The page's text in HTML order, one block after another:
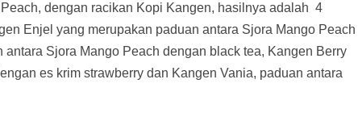
dengan racikan Kopi Kangen, hasilnya adalah 4
Enjel yang merupakan paduan antara Sjora Mango Peach
Sjora Mango Peach dengan black tea, Kangen Berry
es krim strawberry dan Kangen Vania, paduan antara